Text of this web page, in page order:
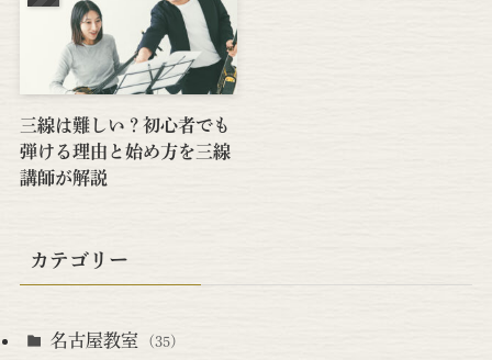
三線は難しい？初心者でも
弾ける理由と始め方を三線
講師が解説
カテゴリー
名古屋教室 (35)